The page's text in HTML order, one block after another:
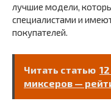
лучшие модели,
специалистами и
покупателей.
Читать статью
миксеров —